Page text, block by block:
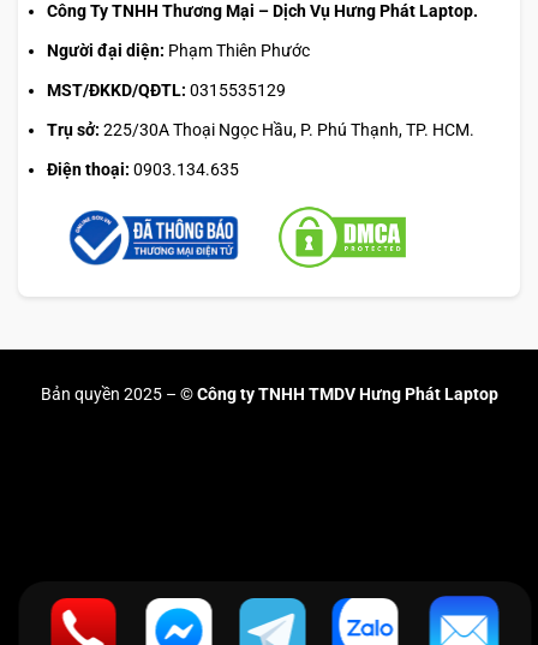
Công Ty TNHH Thương Mại – Dịch Vụ Hưng Phát Laptop.
Người đại diện: Phạm Thiên Phước
MST/ĐKKD/QĐTL: 0315535129
Trụ sở: 225/30A Thoại Ngọc Hầu, P. Phú Thạnh, TP. HCM.
Điện thoại: 0903.134.635
Bản quyền 2025 – © Công ty TNHH TMDV Hưng Phát Laptop